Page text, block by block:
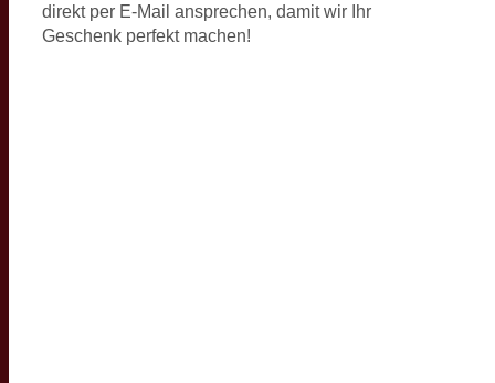
direkt per E-Mail ansprechen, damit wir Ihr
Geschenk perfekt machen!